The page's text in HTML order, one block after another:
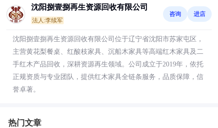
沈阳捌壹捌再生资源回收有限公司
法人:李续军
咨询 进店
沈阳捌壹捌再生资源回收有限公司位于辽宁省沈阳市苏家屯区，
主营黄花梨餐桌、红酸枝家具、沉船木家具等高端红木家具及二
手红木产品回收，深耕资源再生领域。公司成立于2019年，依托
正规资质与专业团队，提供红木家具全链条服务，品质保障，信
誉卓著。
热门文章